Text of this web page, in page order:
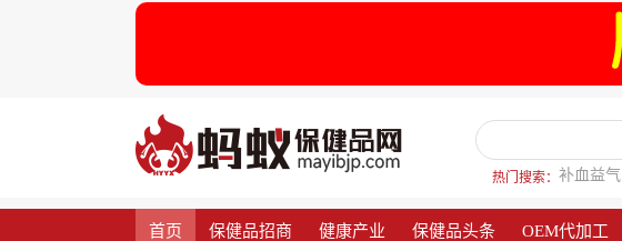
热门搜索： 补血益气
首页 保健品招商 健康产业 保健品头条 OEM代加工